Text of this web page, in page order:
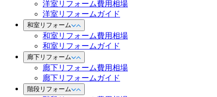
洋室リフォーム費用相場
洋室リフォームガイド
和室リフォーム
和室リフォーム費用相場
和室リフォームガイド
廊下リフォーム
廊下リフォーム費用相場
廊下リフォームガイド
階段リフォーム